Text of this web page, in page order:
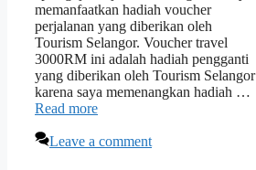
memanfaatkan hadiah voucher
perjalanan yang diberikan oleh
Tourism Selangor. Voucher travel
3000RM ini adalah hadiah pengganti
yang diberikan oleh Tourism Selangor
karena saya memenangkan hadiah …
Read more
Leave a comment